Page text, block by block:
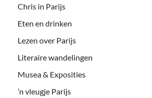
Chris in Parijs
Eten en drinken
Lezen over Parijs
Literaire wandelingen
Musea & Exposities
’n vleugje Parijs